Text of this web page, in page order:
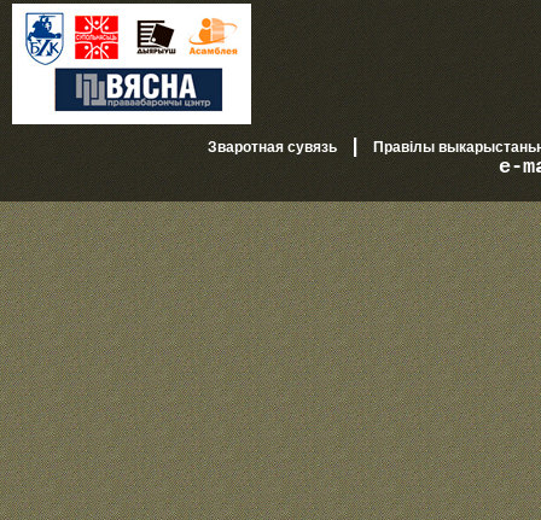
Зваротная сувязь|Правілы
e-